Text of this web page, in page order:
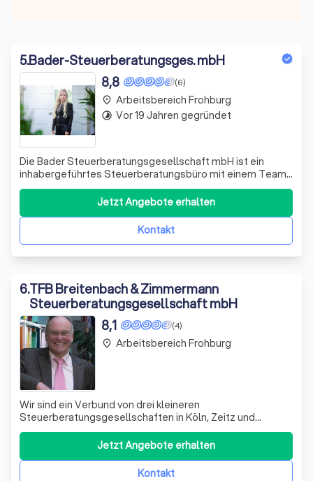
5.Bader-Steuerberatungsges. mbH
(6)
8,8
Die Bader Steuerberatungs­gesellschaft mbH ist ein
inhaber­geführtes Steuer­beratungs­büro mit einem Team
von Steuerfach­angestellten, Steuerfach­wirten und
Bilanz­buchhaltern unter der Leitung von Diplom-
Betriebswirtin (BA) Kerstin Bader, Steuer­beraterin und
Fach­beraterin Gesundheits­wesen (IBG I
Kontakt
Jetzt Angebote erhalten
place Arbeitsbereich Frohburg
timelapse Vor 19 Jahren gegründet
6.TFB Breitenbach & Zimmermann
Steuerberatungsgesellschaft mbH
(4)
8,1
Wir sind ein Verbund von drei kleineren
Steuerberatungsgesellschaften in Köln, Zeitz und
Finsterwalde. Wir verbinden die Vorteile einer großen
überregional tätigen Steuerberatungsgesellschaft mit
denen eines kleinen familiär geführten Büros. So ist für
Sie von Vorteil, dass wir das Wissen von acht S
Kontakt
Jetzt Angebote erhalten
place Arbeitsbereich Frohburg